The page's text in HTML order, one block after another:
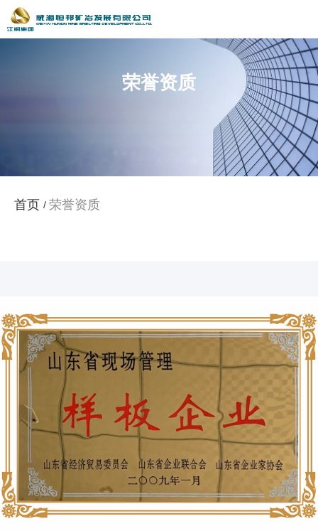
荣誉资质
首页 / 荣誉资质